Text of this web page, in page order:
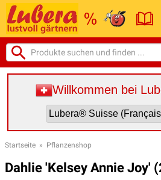
Willkommen bei
Startseite » Pflanzenshop
Dahlie 'Kelsey Annie Joy'